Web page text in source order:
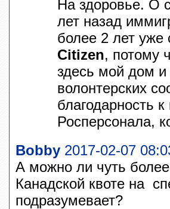
На здоровье. О
лет назад
более 2 лет
Citizen, потому
здесь мой дом
волонтерских
благодарность
Росперсонала,
Bobby 2017-02-07
А можно ли чуть
Канадской квоте на
подразумевает?